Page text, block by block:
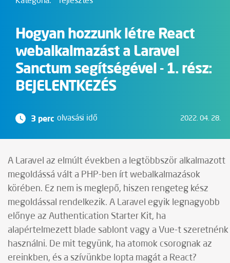
Hogyan hozzunk létre React
webalkalmazást a Laravel
Sanctum segítségével - 1. rész:
BEJELENTKEZÉS
3 perc olvasási idő 2022. 04. 28.
A Laravel az elmúlt években a legtöbbször alkalmazott
megoldássá vált a PHP-ben írt webalkalmazások
körében. Ez nem is meglepő, hiszen rengeteg kész
megoldással rendelkezik. A Laravel egyik legnagyobb
előnye az Authentication Starter Kit, ha
alapértelmezett blade sablont vagy a Vue-t szeretnénk
használni. De mit tegyünk, ha atomok csorognak az
ereinkben, és a szívünkbe lopta magát a React?